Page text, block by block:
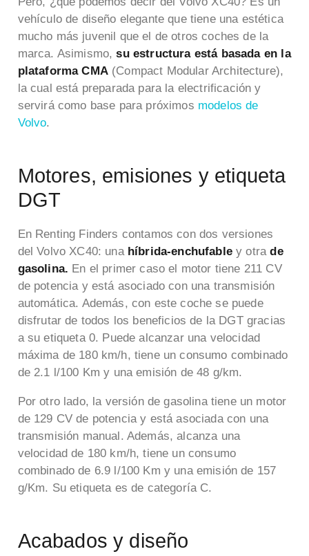
vehículo de diseño elegante que tiene una estética
mucho más juvenil que el de otros coches de la
marca. Asimismo, su estructura está basada en la
plataforma CMA(Compact Modular Architecture),
la cual está preparada para la electrificación y
servirá como base para próximos modelos de
Volvo.
Motores, emisiones y etiqueta
DGT
En Renting Finders contamos con dos versiones
del Volvo XC40: una híbrida-enchufabley otrade
gasolina. En el primer caso el motor tiene 211 CV
de potencia y está asociado con una transmisión
automática. Además, con este coche se puede
disfrutar de todos los beneficios de la DGT gracias
a su etiqueta 0. Puede alcanzar una velocidad
máxima de 180 km/h, tiene un consumo combinado
de 2.1 l/100 Km y una emisión de 48 g/km.
Por otro lado, la versión de gasolina tiene un motor
de 129 CV de potencia y está asociada con una
transmisión manual. Además, alcanza una
velocidad de 180 km/h, tiene un consumo
combinado de 6.9 l/100 Km y una emisión de 157
g/Km. Su etiqueta es de categoría C.
Acabados y diseño